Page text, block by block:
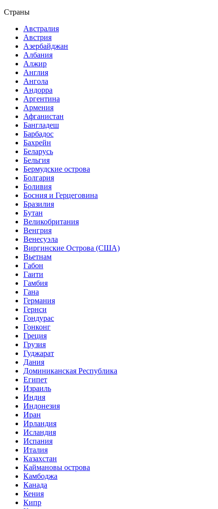
Страны
Австралия
Австрия
Азербайджан
Албания
Алжир
Англия
Ангола
Андорра
Аргентина
Армения
Афганистан
Бангладеш
Барбадос
Бахрейн
Беларусь
Бельгия
Бермудские острова
Болгария
Боливия
Босния и Герцеговина
Бразилия
Бутан
Великобритания
Венгрия
Венесуэла
Виргинские Острова (США)
Вьетнам
Габон
Гаити
Гамбия
Гана
Германия
Гернси
Гондурас
Гонконг
Греция
Грузия
Гуджарат
Дания
Доминиканская Республика
Египет
Израиль
Индия
Индонезия
Иран
Ирландия
Исландия
Испания
Италия
Казахстан
Каймановы острова
Камбоджа
Канада
Кения
Кипр